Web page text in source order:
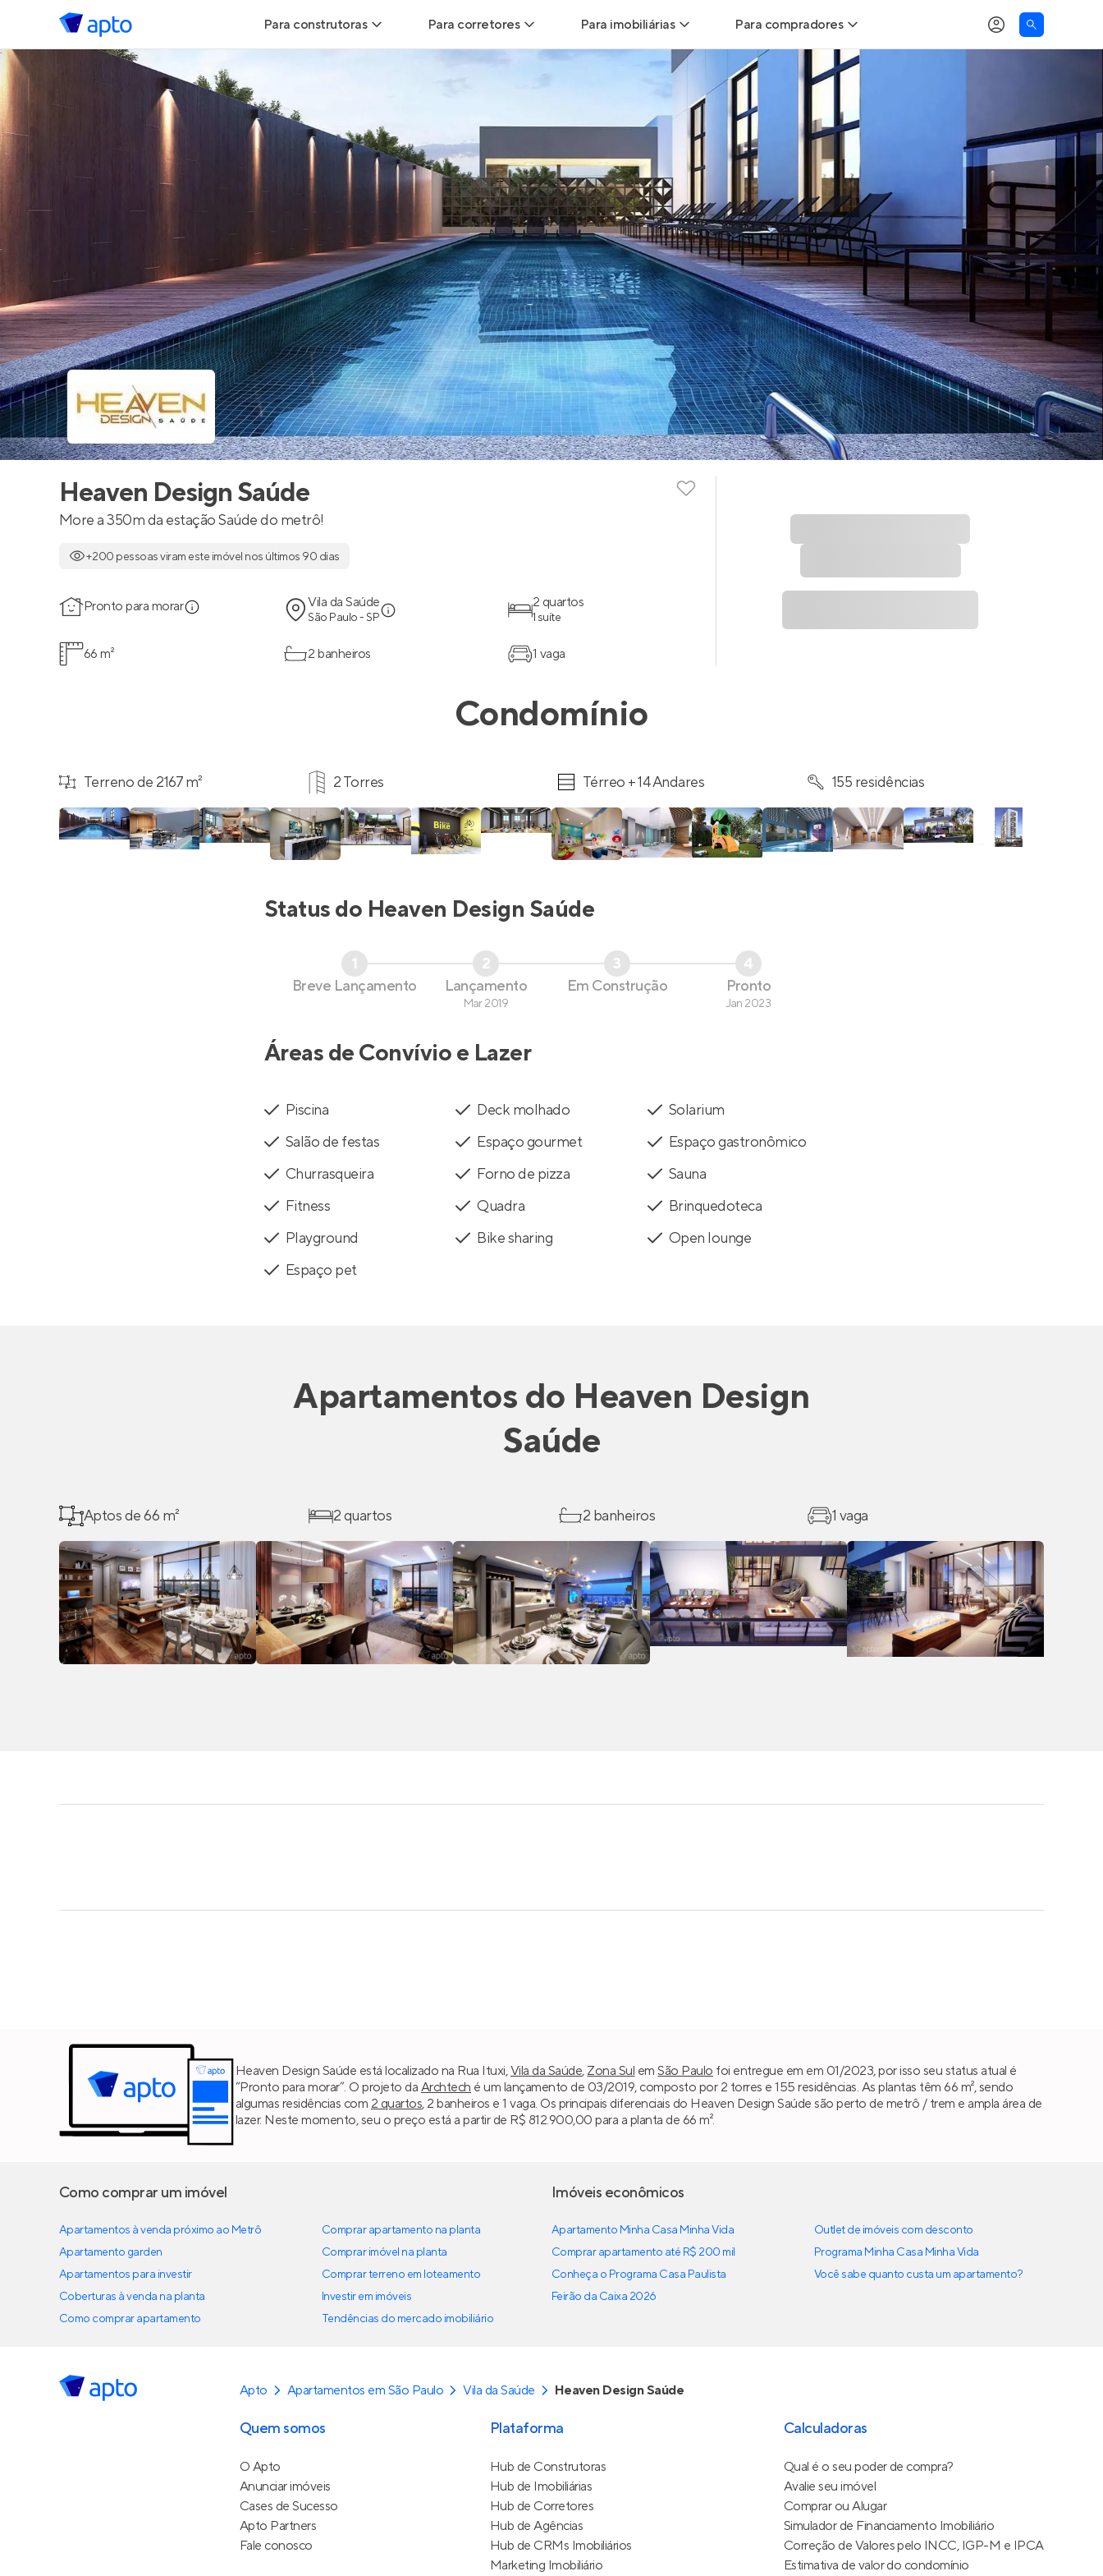
Para construtoras
Geração de Visitas
Geração de Vendas
Maiores Construtoras
Parcerias Imobiliárias
Anunciar Imóveis
Para corretores
Corretor+
Parcerias imobiliárias
Hub de Corretores
Perfil Verificado
Anunciar imóveis
Para imobiliárias
Leads para Imobiliárias
Hub de imobiliárias
Anunciar imóveis
Para compradores
Buscar um imóvel novo
Calcule seu Poder de Compra
Comprar x Alugar
Correção do INCC
Simulador de Financiamento
Encontre um corretor
Heaven Design Saúde
More a 350m da estação Saúde do metrô!
+200 pessoas viram este imóvel nos últimos 90 dias
Pronto para morar Vila da Saúde
São Paulo - SP
2 quartos
1 suíte
66 m² 2 banheiros 1 vaga
Condomínio
Terreno de 2167 m² 2 Torres Térreo + 14 Andares 155 residências
Status do Heaven Design Saúde
1
Breve Lançamento
2
Lançamento
Mar 2019
3
Em Construção
4
Pronto
Jan 2023
Áreas de Convívio e Lazer
Piscina Deck molhado
Solarium
Salão de festas
Espaço gourmet
Espaço gastronômico
Churrasqueira
Forno de pizza
Sauna
Fitness
Quadra
Brinquedoteca
Playground
Bike sharing
Open lounge
Espaço pet
Apartamentos do Heaven Design
Saúde
Aptos de 66 m² 2 quartos 2 banheiros 1 vaga
Heaven Design Saúde está localizado na Rua Ituxi,Vila da Saúde, Zona Sul emSão Paulo foi entregue em em 01/2023, por isso seu status atual é
“Pronto para morar”. O projeto da Archtech é um lançamento de 03/2019, composto por 2 torres e 155 residências. As plantas têm 66 m², sendo
algumas residências com 2 quartos, 2 banheiros e 1 vaga. Os principais diferenciais do Heaven Design Saúde são perto de metrô / trem e ampla área de
lazer. Neste momento, seu o preço está a partir de R$ 812.900,00 para a planta de 66 m².
Como comprar um imóvel
Apartamentos à venda próximo ao Metrô
Apartamento garden
Apartamentos para investir
Coberturas à venda na planta
Como comprar apartamento
Comprar apartamento na planta
Comprar imóvel na planta
Comprar terreno em loteamento
Investir em imóveis
Tendências do mercado imobiliário
Imóveis econômicos
Apartamento Minha Casa Minha Vida
Comprar apartamento até R$ 200 mil
Conheça o Programa Casa Paulista
Feirão da Caixa 2026
Outlet de imóveis com desconto
Programa Minha Casa Minha Vida
Você sabe quanto custa um apartamento?
Apto Apartamentos em São Paulo Vila da Saúde Heaven Design Saúde
Quem somos
O Apto
Anunciar imóveis
Cases de Sucesso
Apto Partners
Fale conosco
Plataforma
Hub de Construtoras
Hub de Imobiliárias
Hub de Corretores
Hub de Agências
Hub de CRMs Imobiliários
Marketing Imobiliário
Calculadoras
Qual é o seu poder de compra?
Avalie seu imóvel
Comprar ou Alugar
Simulador de Financiamento Imobiliário
Correção de Valores pelo INCC, IGP-M e IPCA
Estimativa de valor do condomínio